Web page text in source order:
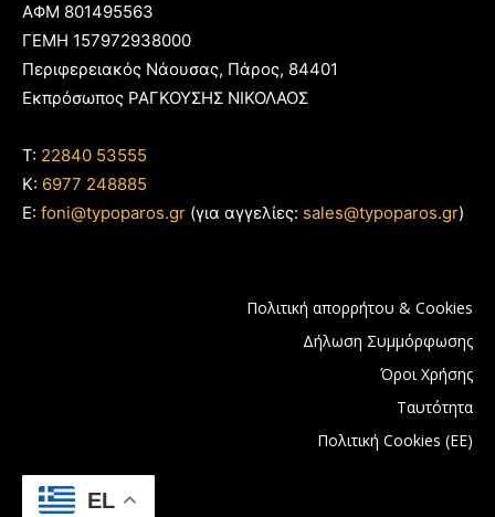
ΑΦΜ 801495563
ΓΕΜΗ 157972938000
Περιφερειακός Νάουσας, Πάρος, 84401
Εκπρόσωπος ΡΑΓΚΟΥΣΗΣ ΝΙΚΟΛΑΟΣ
T: 22840 53555
Κ: 6977 248885
E: foni@typoparos.gr (για αγγελίες: sales@typoparos.gr)
Πολιτική απορρήτου & Cookies
Δήλωση Συμμόρφωσης
Όροι Χρήσης
Ταυτότητα
Πολιτική Cookies (ΕΕ)
EL